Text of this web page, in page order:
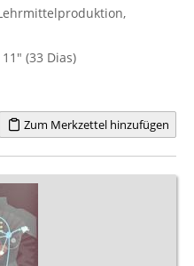
(33 Dias)
Zum Merkzettel hinzufügen